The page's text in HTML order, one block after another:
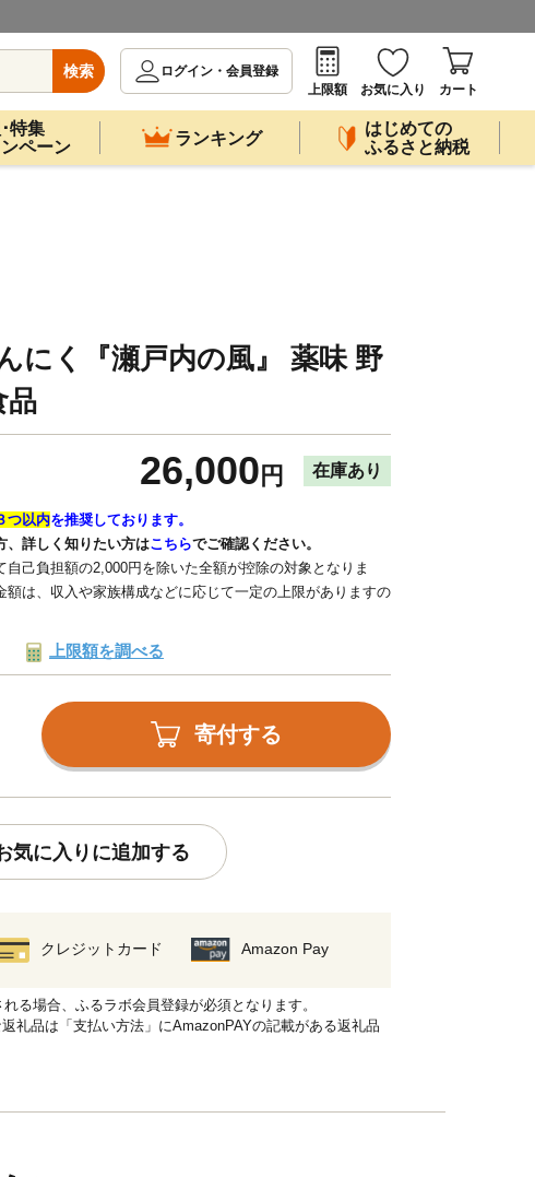
検索
ログイン・会員登録
上限額
お気に入り カート
特集
ペーン
ランキング
はじめての
ふるさと納税
にく『瀬戸内の風』 薬味 野
品
26,000 円 在庫あり
つ以内を推奨しております。
、詳しく知りたい方はこちらでご確認ください。
己負担額の2,000円を除いた全額が控除の対象となりま
額は、収入や家族構成などに応じて一定の上限がありますの
上限額を調べる
寄付する
気に入りに追加する
クレジットカード Amazon Pay
る場合、ふるラボ会員登録が必須となります。
礼品は「支払い方法」にAmazonPAYの記載がある返礼品